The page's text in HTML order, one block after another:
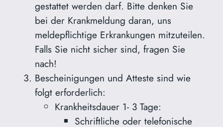
gestattet werden darf. Bitte denken Sie
bei der Krankmeldung daran, uns
meldepflichtige Erkrankungen mitzuteilen.
Falls Sie nicht sicher sind, fragen Sie
nach!
Bescheinigungen und Atteste sind wie
folgt erforderlich:
Krankheitsdauer 1- 3 Tage:
Schriftliche oder telefonische